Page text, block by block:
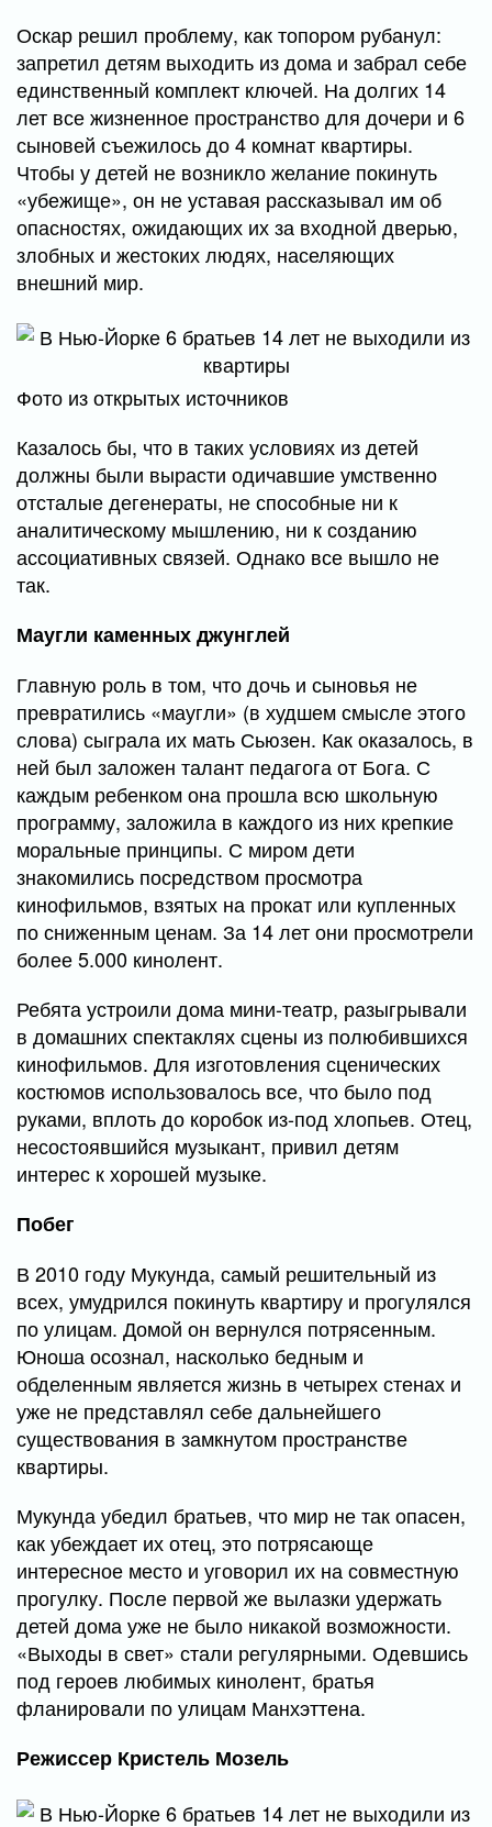
Оскар решил проблему, как топором рубанул:
запретил детям выходить из дома и забрал себе
единственный комплект ключей. На долгих 14
лет все жизненное пространство для дочери и 6
сыновей съежилось до 4 комнат квартиры.
Чтобы у детей не возникло желание покинуть
«убежище», он не уставая рассказывал им об
опасностях, ожидающих их за входной дверью,
злобных и жестоких людях, населяющих
внешний мир.
Фото из открытых источников
Казалось бы, что в таких условиях из детей
должны были вырасти одичавшие умственно
отсталые дегенераты, не способные ни к
аналитическому мышлению, ни к созданию
ассоциативных связей. Однако все вышло не
так.
Маугли каменных джунглей
Главную роль в том, что дочь и сыновья не
превратились «маугли» (в худшем смысле этого
слова) сыграла их мать Сьюзен. Как оказалось, в
ней был заложен талант педагога от Бога. С
каждым ребенком она прошла всю школьную
программу, заложила в каждого из них крепкие
моральные принципы. С миром дети
знакомились посредством просмотра
кинофильмов, взятых на прокат или купленных
по сниженным ценам. За 14 лет они просмотрели
более 5.000 кинолент.
Ребята устроили дома мини-театр, разыгрывали
в домашних спектаклях сцены из полюбившихся
кинофильмов. Для изготовления сценических
костюмов использовалось все, что было под
руками, вплоть до коробок из-под хлопьев. Отец,
несостоявшийся музыкант, привил детям
интерес к хорошей музыке.
Побег
В 2010 году Мукунда, самый решительный из
всех, умудрился покинуть квартиру и прогулялся
по улицам. Домой он вернулся потрясенным.
Юноша осознал, насколько бедным и
обделенным является жизнь в четырех стенах и
уже не представлял себе дальнейшего
существования в замкнутом пространстве
квартиры.
Мукунда убедил братьев, что мир не так опасен,
как убеждает их отец, это потрясающе
интересное место и уговорил их на совместную
прогулку. После первой же вылазки удержать
детей дома уже не было никакой возможности.
«Выходы в свет» стали регулярными. Одевшись
под героев любимых кинолент, братья
фланировали по улицам Манхэттена.
Режиссер Кристель Мозель